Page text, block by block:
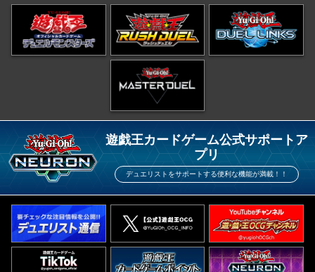
遊戯王カードゲーム公式サポートア
プリ
デュエリストをサポートする便利な機能が満載！！